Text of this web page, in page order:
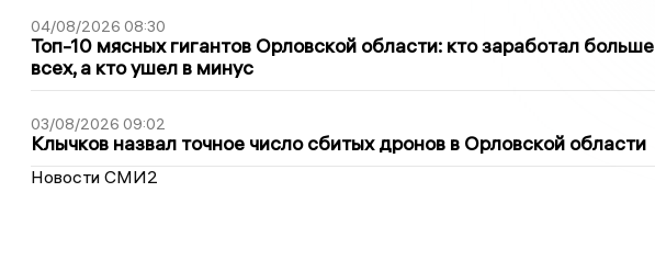
04/08/2026 08:30
Топ-10 мясных гигантов Орловской области: кто заработал больше
всех, а кто ушел в минус
03/08/2026 09:02
Клычков назвал точное число сбитых дронов в Орловской области
Новости СМИ2